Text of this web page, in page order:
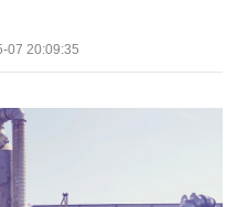
07 20:09:35